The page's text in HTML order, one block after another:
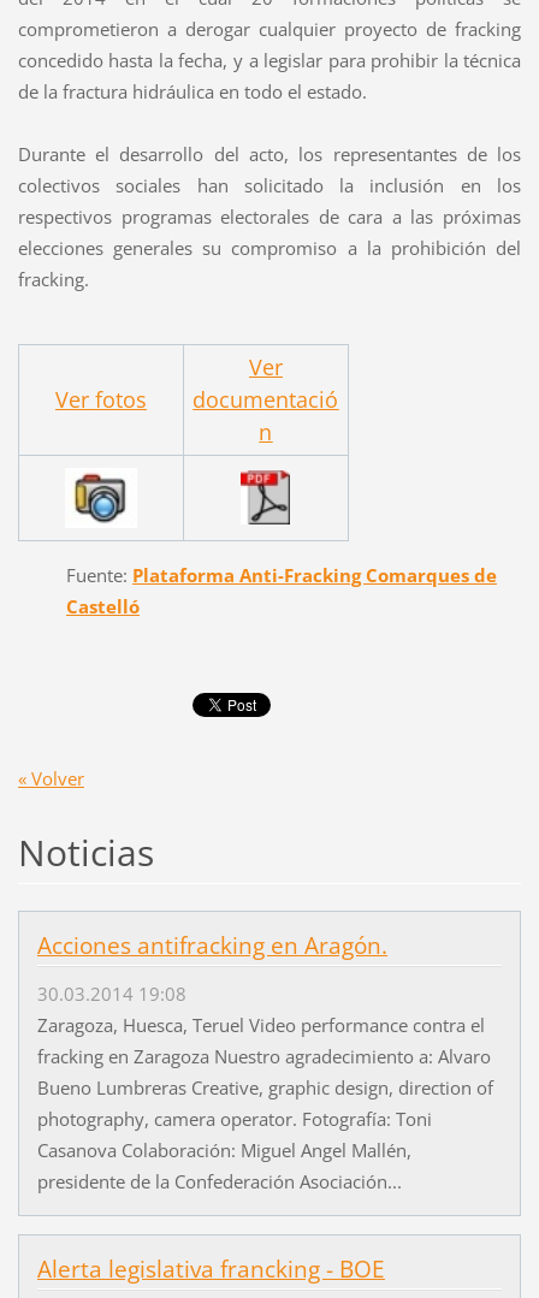
comprometieron a derogar cualquier proyecto de fracking
concedido hasta la fecha, y a legislar para prohibir la técnica
de la fractura hidráulica en todo el estado.
Durante el desarrollo del acto, los representantes de los
colectivos sociales han solicitado la inclusión en los
respectivos programas electorales de cara a las próximas
elecciones generales su compromiso a la prohibición del
fracking.
Ver fotos
Ver
documentació
n
Fuente: Plataforma Anti-Fracking Comarques de
Castelló
« Volver
Noticias
Acciones antifracking en Aragón.
30.03.2014 19:08
Zaragoza, Huesca, Teruel Video performance contra el
fracking en Zaragoza Nuestro agradecimiento a: Alvaro
Bueno Lumbreras Creative, graphic design, direction of
photography, camera operator. Fotografía: Toni
Casanova Colaboración: Miguel Angel Mallén,
presidente de la Confederación Asociación...
Alerta legislativa francking - BOE